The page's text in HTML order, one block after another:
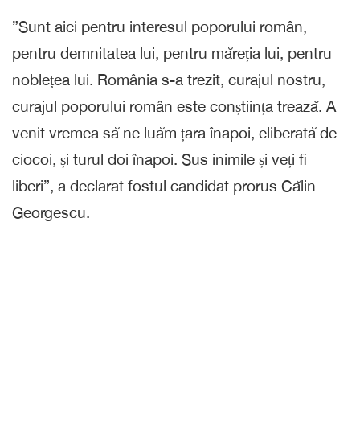
”Sunt aici pentru interesul poporului român,
pentru demnitatea lui, pentru măreția lui, pentru
noblețea lui. România s-a trezit, curajul nostru,
curajul poporului român este conștiința trează. A
venit vremea să ne luăm țara înapoi, eliberată de
ciocoi, și turul doi înapoi. Sus inimile și veți fi
liberi”, a declarat fostul candidat prorus Călin
Georgescu.